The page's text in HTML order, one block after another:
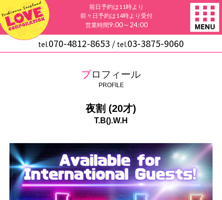
前日予約は11時より
前々日予約は14時より受付
営業時間9:00～24:00
tel.070-4812-8653 / tel.03-3875-9060
プロフィール
PROFILE
夜割 (20才)
T.B().W.H